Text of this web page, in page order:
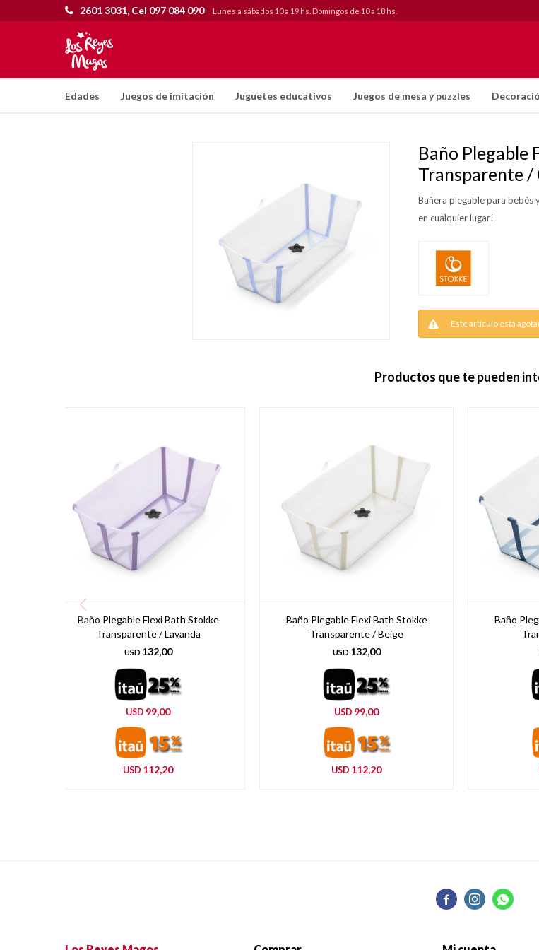
Edades Juegos de imitación Juguetes educativos Juegos de mesa y puzzles
2601 3031, Cel 097 084 090 Lunes a sábados 10 a 19 hs. Domingos de 10 a 18 hs.
Baño Plegable
Transparente /
Bañera plegable para bebés
en cualquier lugar!
Este artículo está
Productos que te pueden
Baño Plegable Flexi Bath Stokke
Transparente / Lavanda
USD 132,00
USD 99,00
USD 112,20
Baño Plegable Flexi Bath Stokke
Transparente / Beige
USD 132,00
USD 99,00
USD 112,20
Baño
  